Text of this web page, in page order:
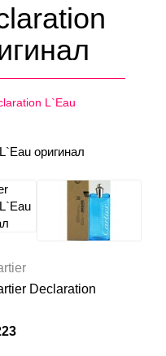
L`Eau
Declaration